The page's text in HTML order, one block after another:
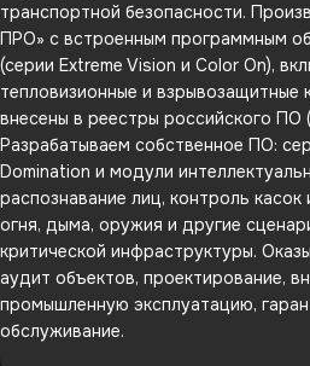
транспортной безопасности.
ПРО» с встроенным программным
(серии Extreme Vision и Color On),
тепловизионные и
внесены в реестры российского
Разрабатываем собственное ПО:
Domination и модули
распознавание лиц, контроль
огня, дыма, оружия и другие
критической инфраструктуры.
аудит объектов, проектирование,
промышленную эксплуатацию,
обслуживание.